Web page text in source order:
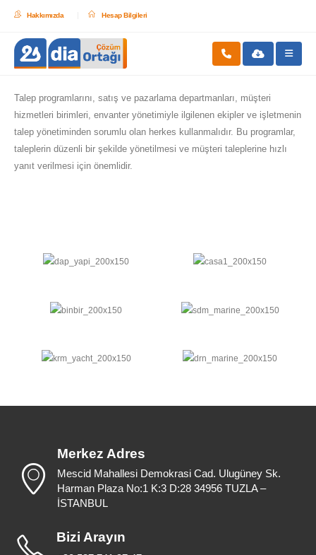
Hakkımızda Hesap Bilgileri
Talep programlarını, satış ve pazarlama departmanları, müşteri
hizmetleri birimleri, envanter yönetimiyle ilgilenen ekipler ve işletmenin
talep yönetiminden sorumlu olan herkes kullanmalıdır. Bu programlar,
taleplerin düzenli bir şekilde yönetilmesi ve müşteri taleplerine hızlı
yanıt verilmesi için önemlidir.
Merkez Adres
Mescid Mahallesi Demokrasi Cad. Ulugüney Sk.
Harman Plaza No:1 K:3 D:28 34956 TUZLA –
İSTANBUL
Bizi Arayın